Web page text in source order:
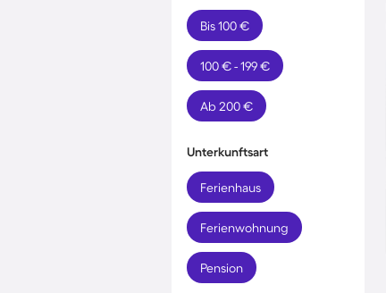
Bis 100 €
100 € - 199 €
Ab 200 €
Unterkunftsart
Ferienhaus
Ferienwohnung
Pension